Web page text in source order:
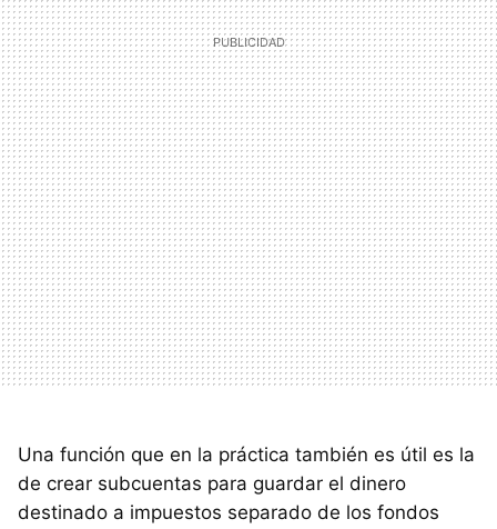
Una función que en la práctica también es útil es la
de crear subcuentas para guardar el dinero
destinado a impuestos separado de los fondos